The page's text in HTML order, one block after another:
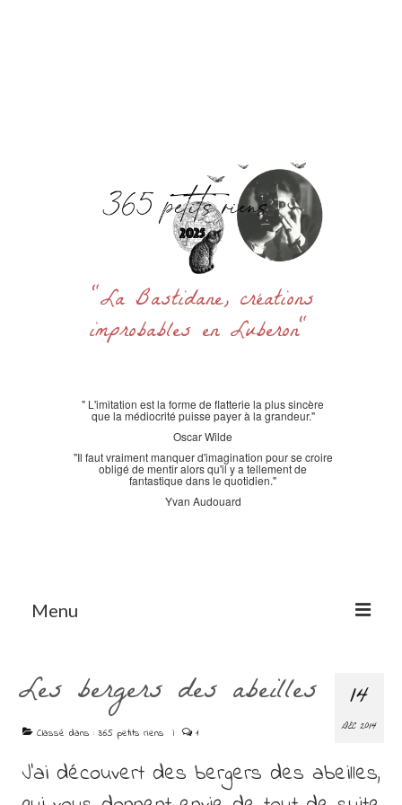
"La Bastidane, créations
improbables en Luberon"
" L'imitation est la forme de flatterie la plus sincère
que la médiocrité puisse payer à la grandeur."
Oscar Wilde
"Il faut vraiment manquer d'imagination pour se croire
obligé de mentir alors qu'il y a tellement de
fantastique dans le quotidien."
Yvan Audouard
Menu
La Bastidane
La Boutique
Archives
14
DÉC 2014
Les bergers des abeilles
Classé dans : 365 petits riens | 1
J’ai découvert des bergers des abeilles,